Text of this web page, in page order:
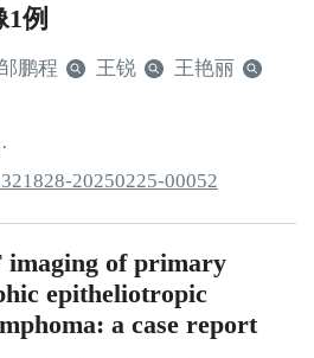
例
鹏程 王锐
王艳丽
·
20250225-00052
imaging of primary
epitheliotropic
a case report